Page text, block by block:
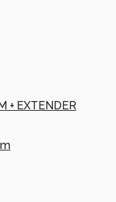
+ EXTENDER